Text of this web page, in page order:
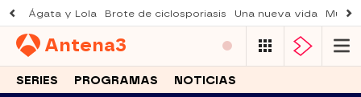
Ágata y Lola Brote de ciclosporiasis Una nueva vida
Antena3
SERIES PROGRAMAS NOTICIAS